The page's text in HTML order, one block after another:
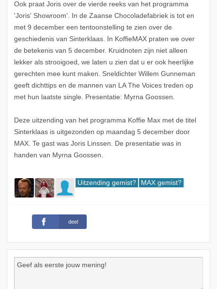
Ook praat Joris over de vierde reeks van het programma
'Joris' Showroom'. In de Zaanse Chocoladefabriek is tot en
met 9 december een tentoonstelling te zien over de
geschiedenis van Sinterklaas. In KoffieMAX praten we over
de betekenis van 5 december. Kruidnoten zijn niet alleen
lekker als strooigoed, we laten u zien dat u er ook heerlijke
gerechten mee kunt maken. Sneldichter Willem Gunneman
geeft dichttips en de mannen van LA The Voices treden op
met hun laatste single. Presentatie: Myrna Goossen.
Deze uitzending van het programma Koffie Max met de titel
Sinterklaas is uitgezonden op maandag 5 december door
MAX. Te gast was Joris Linssen. De presentatie was in
handen van Myrna Goossen.
Uitzending gemist? MAX gemist?
deel